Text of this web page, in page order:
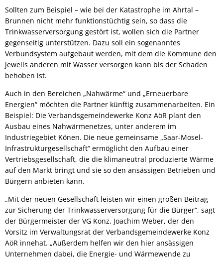
Sollten zum Beispiel – wie bei der Katastrophe im Ahrtal –
Brunnen nicht mehr funktionstüchtig sein, so dass die
Trinkwasserversorgung gestört ist, wollen sich die Partner
gegenseitig unterstützen. Dazu soll ein sogenanntes
Verbundsystem aufgebaut werden, mit dem die Kommune den
jeweils anderen mit Wasser versorgen kann bis der Schaden
behoben ist.
Auch in den Bereichen „Nahwärme“ und „Erneuerbare
Energien“ möchten die Partner künftig zusammenarbeiten. Ein
Beispiel: Die Verbandsgemeindewerke Konz AöR plant den
Ausbau eines Nahwärmenetzes, unter anderem im
Industriegebiet Könen. Die neue gemeinsame „Saar-Mosel-
Infrastrukturgesellschaft“ ermöglicht den Aufbau einer
Vertriebsgesellschaft, die die klimaneutral produzierte Wärme
auf den Markt bringt und sie so den ansässigen Betrieben und
Bürgern anbieten kann.
„Mit der neuen Gesellschaft leisten wir einen großen Beitrag
zur Sicherung der Trinkwasserversorgung für die Bürger“, sagt
der Bürgermeister der VG Konz, Joachim Weber, der den
Vorsitz im Verwaltungsrat der Verbandsgemeindewerke Konz
AöR innehat. „Außerdem helfen wir den hier ansässigen
Unternehmen dabei, die Energie- und Wärmewende zu